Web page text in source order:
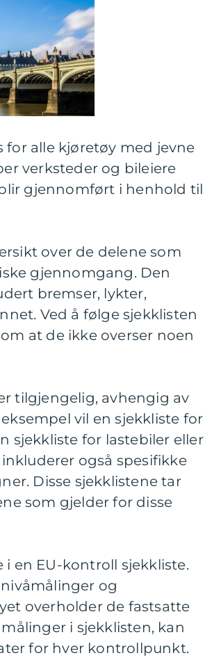
alle kjøretøy med jevne
verksteder og bileiere
gjennomført i henhold til
over de delene som
gjennomgang. Den
bremser, lykter,
Ved å følge sjekklisten
at de ikke overser noen
tilgjengelig, avhengig av
vil en sjekkliste for
sjekkliste for lastebiler eller
også spesifikke
Disse sjekklistene tar
som gjelder for disse
en EU-kontroll sjekkliste.
og
overholder de fastsatte
i sjekklisten, kan
for hver kontrollpunkt.